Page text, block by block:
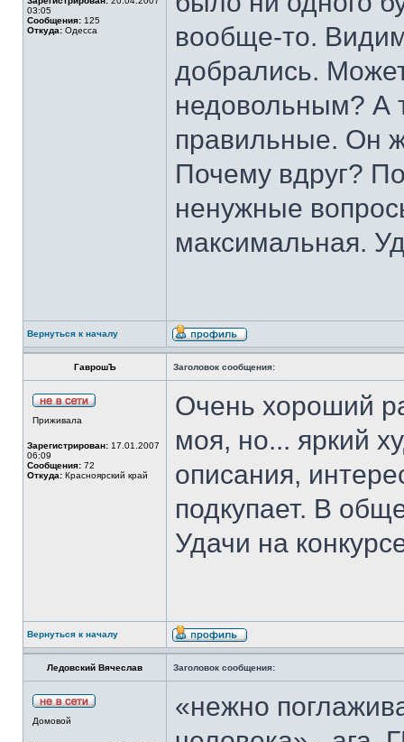
03:05
Сообщения: 125
Откуда: Одесса
вообще-то.
добрались.
недовольным? А
правильные. Он
Почему вдруг?
ненужные
максимальная.
Вернуться к началу
ГаврошЪ Заголовок сообщения:
Приживала
Зарегистрирован: 17.01.2007
06:09
Сообщения: 72
Откуда: Красноярский край
Очень хороший
моя, но... яркий
описания,
подкупает. В
Удачи на
Вернуться к началу
Ледовский Вячеслав Заголовок сообщения:
Домовой
«нежно